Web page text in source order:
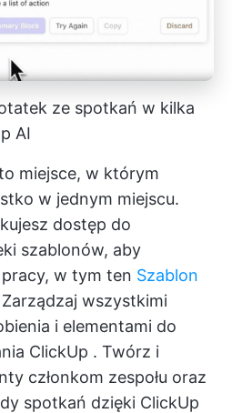
ze spotkań w kilka
AI
miejsce, w którym
w jednym miejscu.
dostęp do
szablonów, aby
w tym ten Szablon
Zarządzaj wszystkimi
i elementami do
ClickUp . Twórz i
członkom zespołu oraz
spotkań dzięki ClickUp